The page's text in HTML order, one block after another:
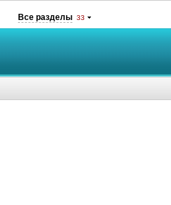
Все разделы 33